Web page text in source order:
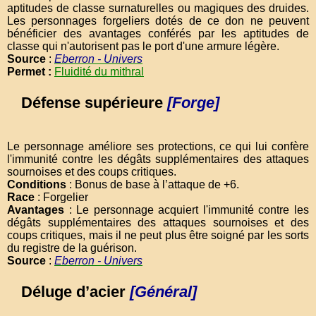
aptitudes de classe surnaturelles ou magiques des druides.
Les personnages forgeliers dotés de ce don ne peuvent
bénéficier des avantages conférés par les aptitudes de
classe qui n'autorisent pas le port d'une armure légère.
Source : Eberron - Univers
Permet : Fluidité du mithral
Défense supérieure [Forge]
Le personnage améliore ses protections, ce qui lui confère
l'immunité contre les dégâts supplémentaires des attaques
sournoises et des coups critiques.
Conditions : Bonus de base à l’attaque de +6.
Race : Forgelier
Avantages : Le personnage acquiert l'immunité contre les
dégâts supplémentaires des attaques sournoises et des
coups critiques, mais il ne peut plus être soigné par les sorts
du registre de la guérison.
Source : Eberron - Univers
Déluge d’acier [Général]